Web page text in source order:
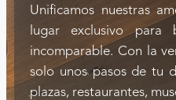
Unificamos nuestras
lugar exclusivo para
incomparable. Con la
solo unos pasos de tu
plazas, restaurantes,